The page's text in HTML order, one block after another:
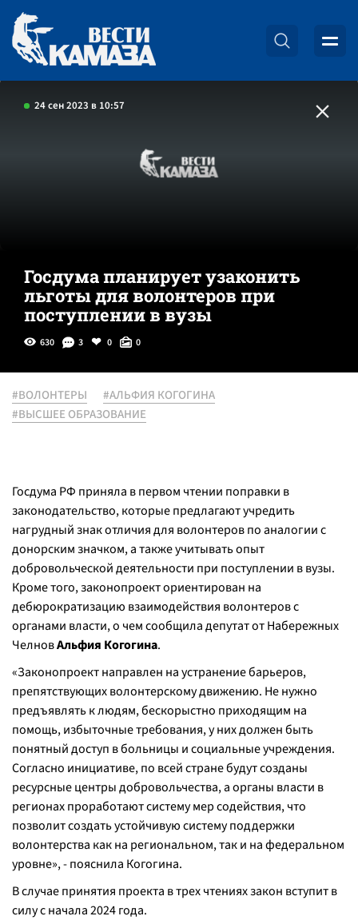
24 сен 2023 в 10:57
Госдума планирует узаконить
льготы для волонтеров при
поступлении в вузы
630 3 0 0
#ВОЛОНТЕРЫ
#АЛЬФИЯ КОГОГИНА
#ВЫСШЕЕ ОБРАЗОВАНИЕ
Госдума РФ приняла в первом чтении поправки в
законодательство, которые предлагают учредить
нагрудный знак отличия для волонтеров по аналогии с
донорским значком, а также учитывать опыт
добровольческой деятельности при поступлении в вузы.
Кроме того, законопроект ориентирован на
дебюрократизацию взаимодействия волонтеров с
органами власти, о чем сообщила депутат от Набережных
ЧелновАльфия Когогина.
«Законопроект направлен на устранение барьеров,
препятствующих волонтерскому движению. Не нужно
предъявлять к людям, бескорыстно приходящим на
помощь, избыточные требования, у них должен быть
понятный доступ в больницы и социальные учреждения.
Согласно инициативе, по всей стране будут созданы
ресурсные центры добровольчества, а органы власти в
регионах проработают систему мер содействия, что
позволит создать устойчивую систему поддержки
волонтерства как на региональном, так и на федеральном
уровне», - пояснила Когогина.
В случае принятия проекта в трех чтениях закон вступит в
силу с начала 2024 года.